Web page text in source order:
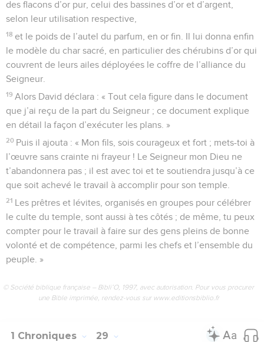
des flacons d’or pur, celui des bassines d’or et d’argent,
selon leur utilisation respective,
18 et le poids de l’autel du parfum, en or fin. Il lui donna enfin
le modèle du char sacré, en particulier des chérubins d’or qui
couvrent de leurs ailes déployées le coffre de l’alliance du
Seigneur.
19 Alors David déclara : « Tout cela figure dans le document
que j’ai reçu de la part du Seigneur ; ce document explique
en détail la façon d’exécuter les plans. »
20 Puis il ajouta : « Mon fils, sois courageux et fort ; mets-toi à
l’œuvre sans crainte ni frayeur ! Le Seigneur mon Dieu ne
t’abandonnera pas ; il est avec toi et te soutiendra jusqu’à ce
que soit achevé le travail à accomplir pour son temple.
21 Les prêtres et lévites, organisés en groupes pour célébrer
le culte du temple, sont aussi à tes côtés ; de même, tu peux
compter pour le travail à faire sur des gens pleins de bonne
volonté et de compétence, parmi les chefs et l’ensemble du
peuple. »
© Société biblique française – Bibli’O, 1997, avec autorisation. Pour vous procurer
une Bible imprimée, rendez-vous sur www.editionsbiblio.fr
1 Chroniques 29